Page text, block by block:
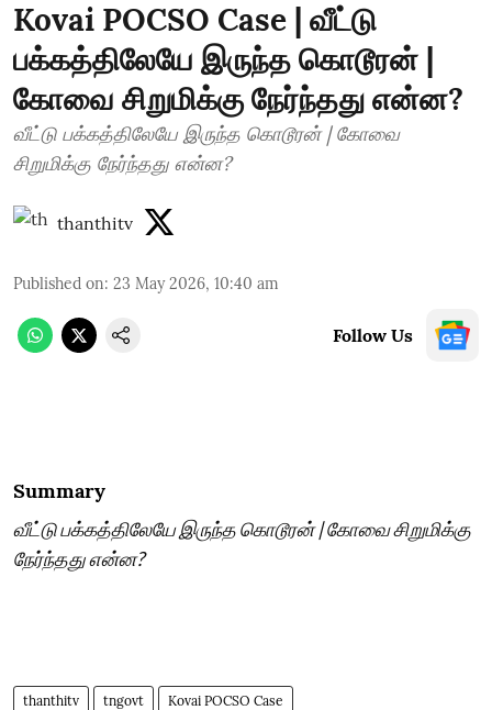
Kovai POCSO Case | வீட்டு
பக்கத்திலேயே இருந்த கொடூரன் |
கோவை சிறுமிக்கு நேர்ந்தது என்ன?
வீட்டு பக்கத்திலேயே இருந்த கொடூரன் | கோவை
சிறுமிக்கு நேர்ந்தது என்ன?
thanthitv
Published on: 23 May 2026, 10:40 am
Follow Us
Summary
வீட்டு பக்கத்திலேயே இருந்த கொடூரன் | கோவை சிறுமிக்கு
நேர்ந்தது என்ன?
thanthitv tngovt Kovai POCSO Case